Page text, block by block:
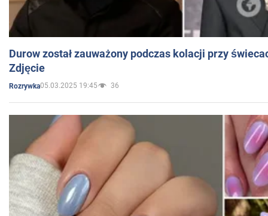
Durow został zauważony podczas kolacji przy
Zdjęcie
Rozrywka05.03.2025 19:45 36